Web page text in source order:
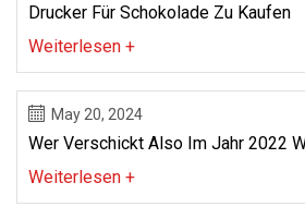
Drucker Für Schokolade Zu Kaufen
Weiterlesen +
May 20, 2024
Wer Verschickt Also Im Jahr 2022
Weiterlesen +